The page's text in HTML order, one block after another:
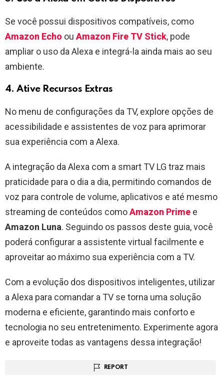
Se você possui dispositivos compatíveis, como
Amazon Echo ou Amazon Fire TV Stick, pode
ampliar o uso da Alexa e integrá-la ainda mais ao seu
ambiente.
4. Ative Recursos Extras
No menu de configurações da TV, explore opções de
acessibilidade e assistentes de voz para aprimorar
sua experiência com a Alexa.
A integração da Alexa com a smart TV LG traz mais
praticidade para o dia a dia, permitindo comandos de
voz para controle de volume, aplicativos e até mesmo
streaming de conteúdos comoAmazon Prime e
Amazon Luna. Seguindo os passos deste guia, você
poderá configurar a assistente virtual facilmente e
aproveitar ao máximo sua experiência com a TV.
Com a evolução dos dispositivos inteligentes, utilizar
a Alexa para comandar a TV se torna uma solução
moderna e eficiente, garantindo mais conforto e
tecnologia no seu entretenimento. Experimente agora
e aproveite todas as vantagens dessa integração!
REPORT